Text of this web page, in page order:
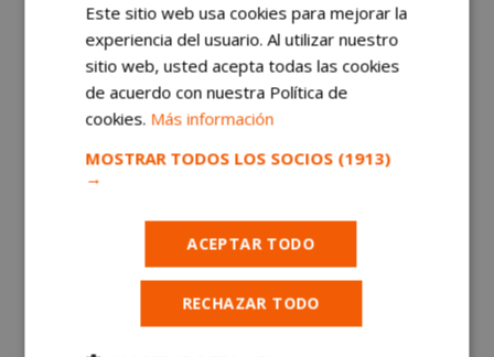
Este sitio web usa cookies para mejorar la
experiencia del usuario. Al utilizar nuestro
sitio web, usted acepta todas las cookies
de acuerdo con nuestra Política de
cookies. Más información
MOSTRAR TODOS LOS SOCIOS (1913)
→
ACEPTAR TODO
RECHAZAR TODO